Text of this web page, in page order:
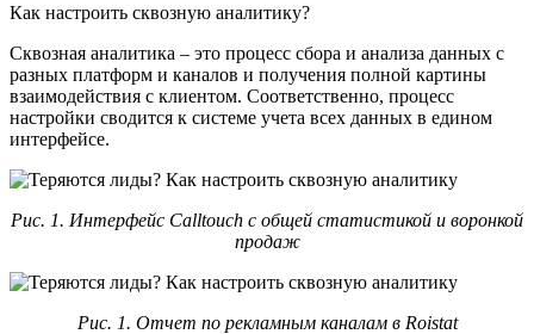
Как настроить сквозную аналитику?
Сквозная аналитика – это процесс сбора и анализа данных с
разных платформ и каналов и получения полной картины
взаимодействия с клиентом. Соответственно, процесс
настройки сводится к системе учета всех данных в едином
интерфейсе.
Рис. 1. Интерфейс Calltouch с общей статистикой и воронкой
продаж
Рис. 1. Отчет по рекламным каналам в Roistat